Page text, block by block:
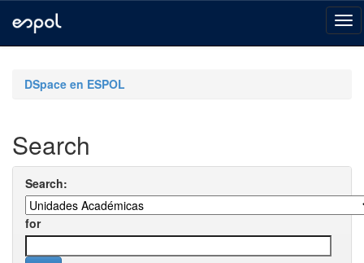
navigationDSpace en ESPOL
Search
Search:
for